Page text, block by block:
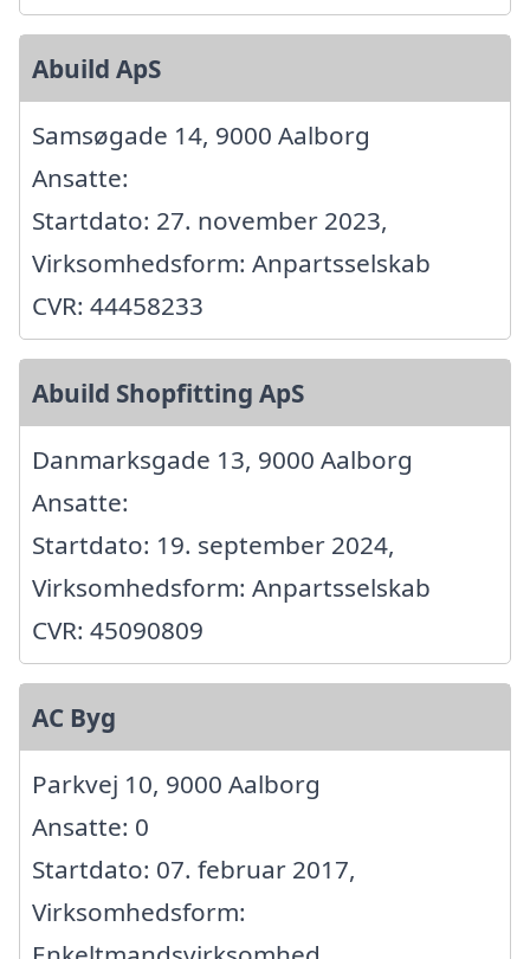
Abuild ApS
Samsøgade 14, 9000 Aalborg
Ansatte:
Startdato: 27. november 2023,
Virksomhedsform: Anpartsselskab
CVR: 44458233
Abuild Shopfitting ApS
Danmarksgade 13, 9000 Aalborg
Ansatte:
Startdato: 19. september 2024,
Virksomhedsform: Anpartsselskab
CVR: 45090809
AC Byg
Parkvej 10, 9000 Aalborg
Ansatte: 0
Startdato: 07. februar 2017,
Virksomhedsform: